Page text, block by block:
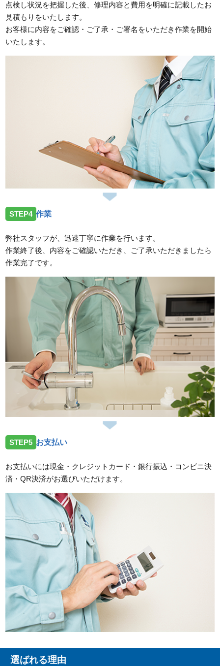
点検し状況を把握した後、修理内容と費用を明確に記載したお
見積もりをいたします。
お客様に内容をご確認・ご了承・ご署名をいただき作業を開始
いたします。
STEP4 作業
弊社スタッフが、迅速丁寧に作業を行います。
作業終了後、内容をご確認いただき、ご了承いただきましたら
作業完了です。
STEP5 お支払い
お支払いには現金・クレジットカード・銀行振込・コンビニ決
済・QR決済がお選びいただけます。
選ばれる理由